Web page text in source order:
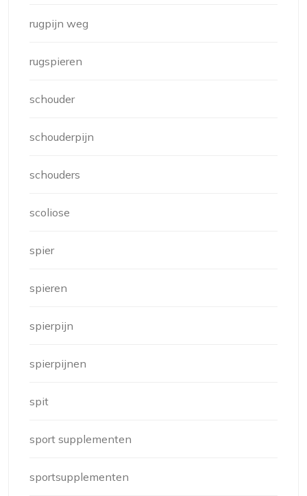
rugpijn weg
rugspieren
schouder
schouderpijn
schouders
scoliose
spier
spieren
spierpijn
spierpijnen
spit
sport supplementen
sportsupplementen